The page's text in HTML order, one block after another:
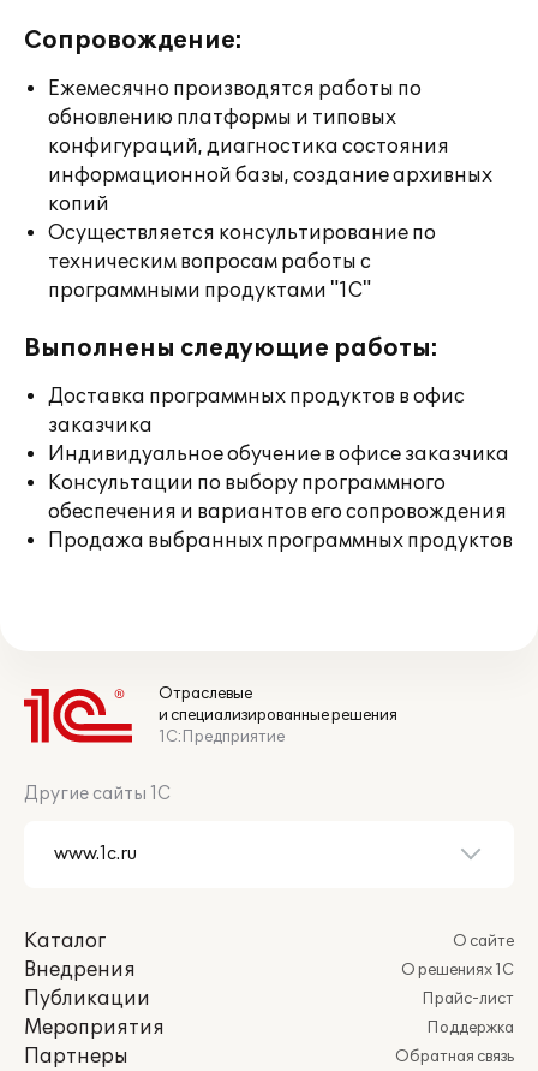
Сопровождение:
Ежемесячно производятся работы по
обновлению платформы и типовых
конфигураций, диагностика состояния
информационной базы, создание архивных
копий
Осуществляется консультирование по
техническим вопросам работы с
программными продуктами "1С"
Выполнены следующие работы:
Доставка программных продуктов в офис
заказчика
Индивидуальное обучение в офисе заказчика
Консультации по выбору программного
обеспечения и вариантов его сопровождения
Продажа выбранных программных продуктов
Отраслевые
и специализированные решения
1С:Предприятие
Другие сайты 1С
Каталог
Внедрения
Публикации
Мероприятия
Партнеры
О сайте
О решениях 1С
Прайс-лист
Поддержка
Обратная связь